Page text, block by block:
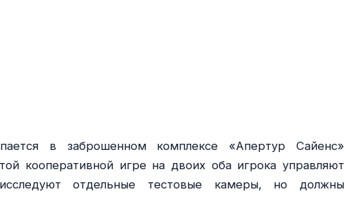
в заброшенном комплексе «Апертур Сайенс»
кооперативной игре на двоих оба игрока управляют
отдельные тестовые камеры, но должны